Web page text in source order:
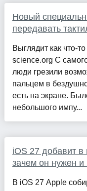
Новый
передавать
Выглядит как что-
science.org С
люди грезили
пальцем в
есть на экране.
небольшого импу...
iOS 27 добавит
зачем он нужен и
В iOS 27 Apple